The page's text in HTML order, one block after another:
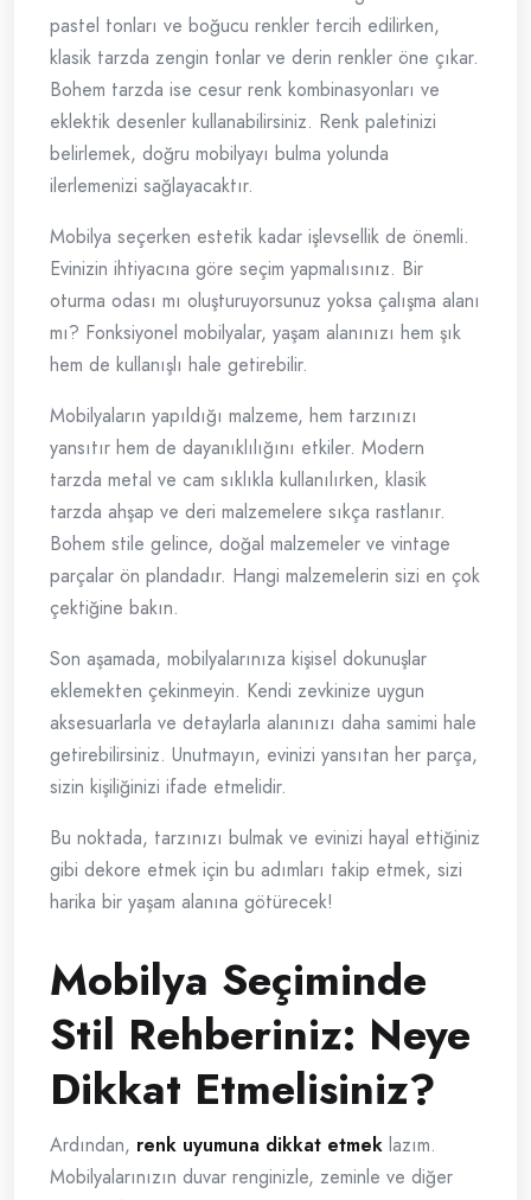
pastel tonları ve boğucu renkler tercih edilirken,
klasik tarzda zengin tonlar ve derin renkler öne çıkar.
Bohem tarzda ise cesur renk kombinasyonları ve
eklektik desenler kullanabilirsiniz. Renk paletinizi
belirlemek, doğru mobilyayı bulma yolunda
ilerlemenizi sağlayacaktır.
Mobilya seçerken estetik kadar işlevsellik de önemli.
Evinizin ihtiyacına göre seçim yapmalısınız. Bir
oturma odası mı oluşturuyorsunuz yoksa çalışma alanı
mı? Fonksiyonel mobilyalar, yaşam alanınızı hem şık
hem de kullanışlı hale getirebilir.
Mobilyaların yapıldığı malzeme, hem tarzınızı
yansıtır hem de dayanıklılığını etkiler. Modern
tarzda metal ve cam sıklıkla kullanılırken, klasik
tarzda ahşap ve deri malzemelere sıkça rastlanır.
Bohem stile gelince, doğal malzemeler ve vintage
parçalar ön plandadır. Hangi malzemelerin sizi en çok
çektiğine bakın.
Son aşamada, mobilyalarınıza kişisel dokunuşlar
eklemekten çekinmeyin. Kendi zevkinize uygun
aksesuarlarla ve detaylarla alanınızı daha samimi hale
getirebilirsiniz. Unutmayın, evinizi yansıtan her parça,
sizin kişiliğinizi ifade etmelidir.
Bu noktada, tarzınızı bulmak ve evinizi hayal ettiğiniz
gibi dekore etmek için bu adımları takip etmek, sizi
harika bir yaşam alanına götürecek!
Mobilya Seçiminde
Stil Rehberiniz: Neye
Dikkat Etmelisiniz?
Ardından, renk uyumuna dikkat etmek lazım.
Mobilyalarınızın duvar renginizle, zeminle ve diğer